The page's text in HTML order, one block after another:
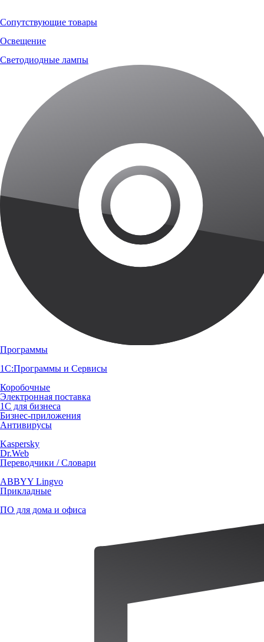
Сопутствующие товары
Освещение
Светодиодные лампы
Программы
1С:Программы и Сервисы
Коробочные
Электронная поставка
1С для бизнеса
Бизнес-приложения
Антивирусы
Kaspersky
Dr.Web
Переводчики / Словари
ABBYY Lingvo
Прикладные
ПО для дома и офиса